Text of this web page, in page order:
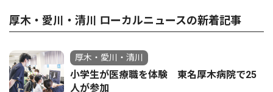
厚木・愛川・清川 ローカルニュースの新着記事
厚木・愛川・清川
小学生が医療職を体験 東名厚木病院で25
人が参加